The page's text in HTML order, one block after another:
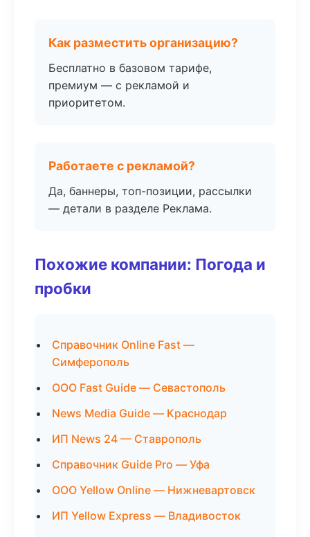
Как разместить организацию?
Бесплатно в базовом тарифе,
премиум — с рекламой и
приоритетом.
Работаете с рекламой?
Да, баннеры, топ-позиции, рассылки
— детали в разделе Реклама.
Похожие компании: Погода и
пробки
Справочник Online Fast —
Симферополь
ООО Fast Guide — Севастополь
News Media Guide — Краснодар
ИП News 24 — Ставрополь
Справочник Guide Pro — Уфа
ООО Yellow Online — Нижневартовск
ИП Yellow Express — Владивосток